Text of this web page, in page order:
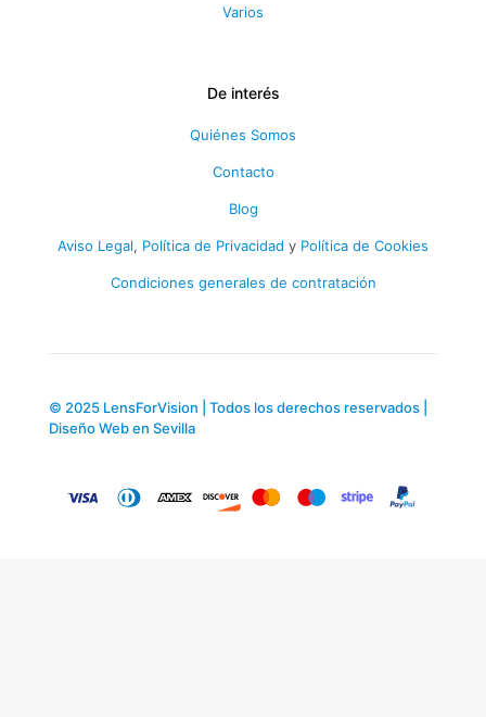
Varios
De interés
Quiénes Somos
Contacto
Blog
Aviso Legal, Política de Privacidad y Política de Cookies
Condiciones generales de contratación
© 2025 LensForVision | Todos los derechos reservados |
Diseño Web en Sevilla